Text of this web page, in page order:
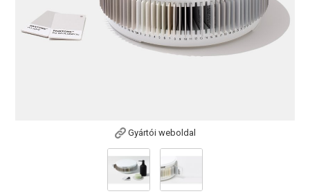
Gyártói weboldal